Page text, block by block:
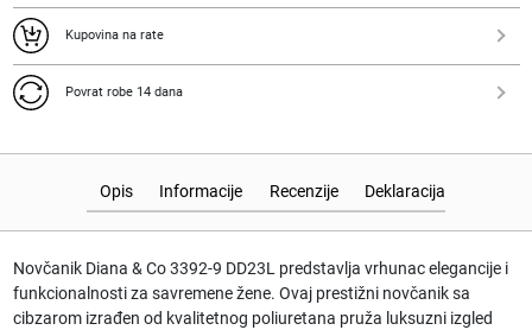
Kupovina na rate
Povrat robe 14 dana
Opis Deklaracija
Informacije Recenzije
Novčanik Diana & Co 3392-9 DD23L predstavlja vrhunac elegancije i
funkcionalnosti za savremene žene. Ovaj prestižni novčanik sa
cibzarom izrađen od kvalitetnog poliuretana pruža luksuzni izgled